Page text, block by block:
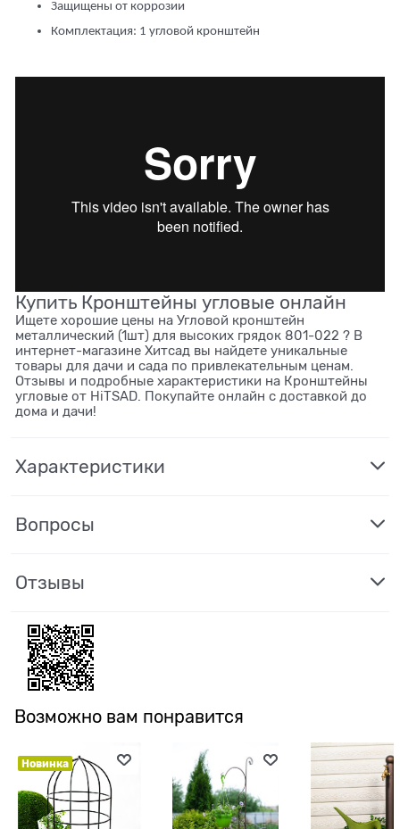
Защищены от коррозии
Комплектация: 1 угловой кронштейн
Купить Кронштейны угловые онлайн
Ищете хорошие цены на Угловой кронштейн
металлический (1шт) для высоких грядок 801-022 ? В
интернет-магазине Хитсад вы найдете уникальные
товары для дачи и сада по привлекательным ценам.
Отзывы и подробные характеристики на Кронштейны
угловые от HiTSAD. Покупайте онлайн с доставкой до
дома и дачи!
Характеристики
Вопросы
Отзывы
Возможно вам понравится
Новинка